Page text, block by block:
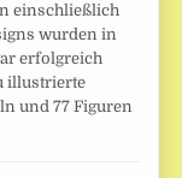
einschließlich
wurden in
erfolgreich
illustrierte
und 77 Figuren